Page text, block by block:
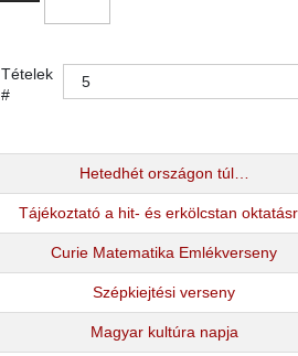
Tételek
#
Hetedhét országon túl…
Tájékoztató a hit- és erkölcstan
Curie Matematika Emlékverseny
Szépkiejtési verseny
Magyar kultúra napja